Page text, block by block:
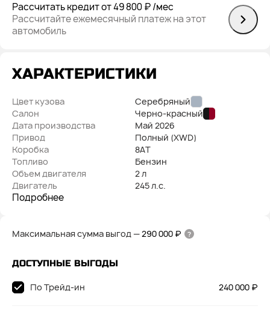
Рассчитать кредитот 49 800 ₽/мес
Рассчитайте ежемесячный платеж на этот
автомобиль
ХАРАКТЕРИСТИКИ
Цвет кузова
Серебряный
Салон
Черно-красный
Дата производства
Май 2026
Привод
Полный (XWD)
Коробка
8AT
Топливо
Бензин
Объем двигателя
2 л
Двигатель
245 л.с.
Подробнее
Максимальная сумма выгод—290 000 ₽
ДОСТУПНЫЕ ВЫГОДЫ
240 000 ₽
По Трейд-ин